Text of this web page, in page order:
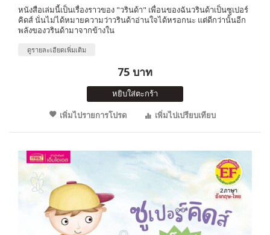
หนังสือเล่มนี้เป็นเรื่องราวของ "วรินด้า" เพื่อนของฉันวรินด้าเป็นซูเปอร์
คิดส์ นั่นไม่ได้หมายความว่าวรินด้าอ่านใจได้หรอกนะ แต่ดีกว่านั้นอีก
พลังของวรินด้ามาจากข้างใน
ดูรายละเอียดเพิ่มเติม
75 บาท
หยิบใส่ตะกร้า
เพิ่มไปรายการโปรด
เพิ่มไปเปรียบเทียบ